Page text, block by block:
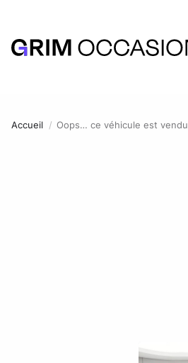
Accueil Oops… ce véhicule est vendu